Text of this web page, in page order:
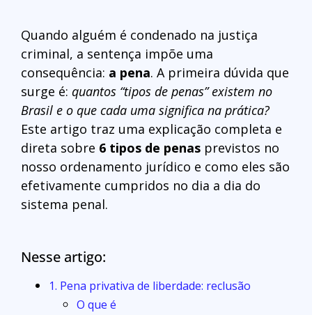
Quando alguém é condenado na justiça
criminal, a sentença impõe uma
consequência: a pena. A primeira dúvida que
surge é: quantos “tipos de penas” existem no
Brasil e o que cada uma significa na prática?
Este artigo traz uma explicação completa e
direta sobre 6 tipos de penas previstos no
nosso ordenamento jurídico e como eles são
efetivamente cumpridos no dia a dia do
sistema penal.
Nesse artigo:
1. Pena privativa de liberdade: reclusão
O que é